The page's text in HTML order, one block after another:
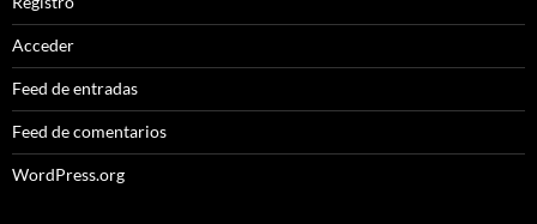
Acceder
Feed de entradas
Feed de comentarios
WordPress.org